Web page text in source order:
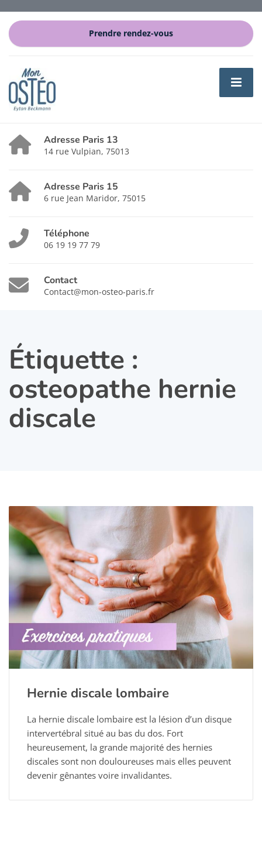
Prendre rendez-vous
Adresse Paris 13
14 rue Vulpian, 75013
Adresse Paris 15
6 rue Jean Maridor, 75015
Téléphone
06 19 19 77 79
Contact
Contact@mon-osteo-paris.fr
Étiquette :
osteopathe hernie
discale
Hernie discale lombaire
La hernie discale lombaire est la lésion d’un disque
intervertébral situé au bas du dos. Fort
heureusement, la grande majorité des hernies
discales sont non douloureuses mais elles peuvent
devenir gênantes voire invalidantes.